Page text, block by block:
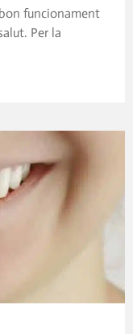
funcionament
Per la